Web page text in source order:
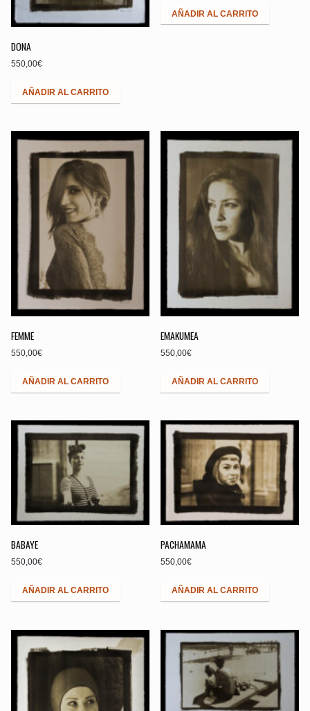
DONA
550,00€
AÑADIR AL CARRITO
AÑADIR AL CARRITO
FEMME
550,00€
AÑADIR AL CARRITO
EMAKUMEA
550,00€
AÑADIR AL CARRITO
BABAYE
550,00€
AÑADIR AL CARRITO
PACHAMAMA
550,00€
AÑADIR AL CARRITO